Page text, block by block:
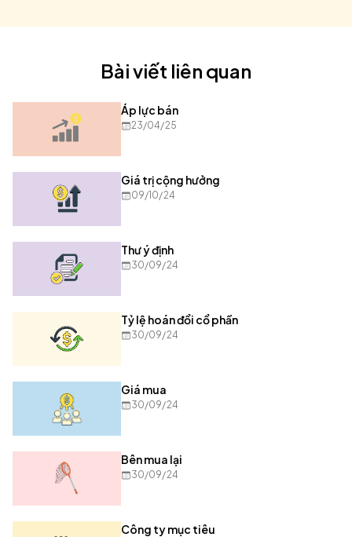
Bài viết liên quan
Áp lực bán
23/04/25
Giá trị cộng hưởng
09/10/24
Thư ý định
30/09/24
Tỷ lệ hoán đổi cổ phần
30/09/24
Giá mua
30/09/24
Bên mua lại
30/09/24
Công ty mục tiêu